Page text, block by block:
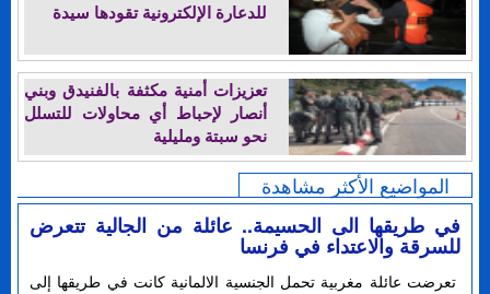
للدعارة الإلكترونية تقودها سيدة
تعزيزات أمنية مكثفة بالفنيدق وبني
أنصار لإحباط أي محاولات للتسلل
نحو سبتة ومليلية
المواضيع الأكثر مشاهدة
في طريقها الى الحسيمة.. عائلة من الجالية تتعرض
للسرقة والاعتداء في فرنسا
تعرضت عائلة مغربية تحمل الجنسية الالمانية كانت في طريقها إلى